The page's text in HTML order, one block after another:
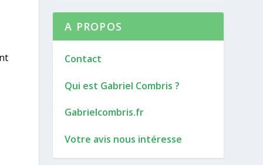
A PROPOS
Contact
Qui est Gabriel Combris ?
Gabrielcombris.fr
Votre avis nous intéresse